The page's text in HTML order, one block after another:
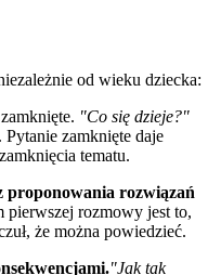
od wieku dziecka:
"Co się dzieje?"
. Pytanie zamknięte daje
tematu.
proponowania rozwiązań
pierwszej rozmowy jest to,
że można powiedzieć.
"Jak tak